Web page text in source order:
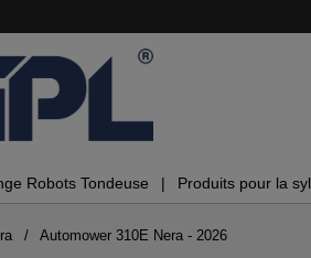
Robots Tondeuse Produits pour la
Automower 310E Nera - 2026